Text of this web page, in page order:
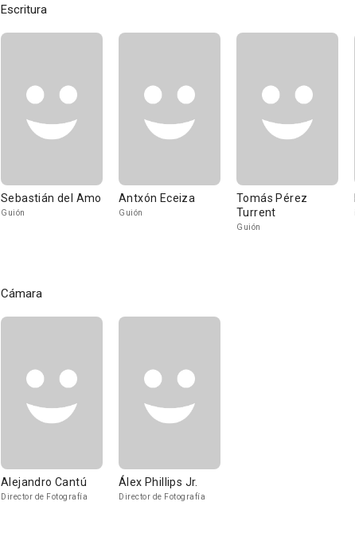
Escritura
Sebastián del Amo
Guión
Antxón Eceiza
Guión
Tomás Pérez
Turrent
Guión
Cámara
Alejandro Cantú
Director de Fotografía
Álex Phillips Jr.
Director de Fotografía